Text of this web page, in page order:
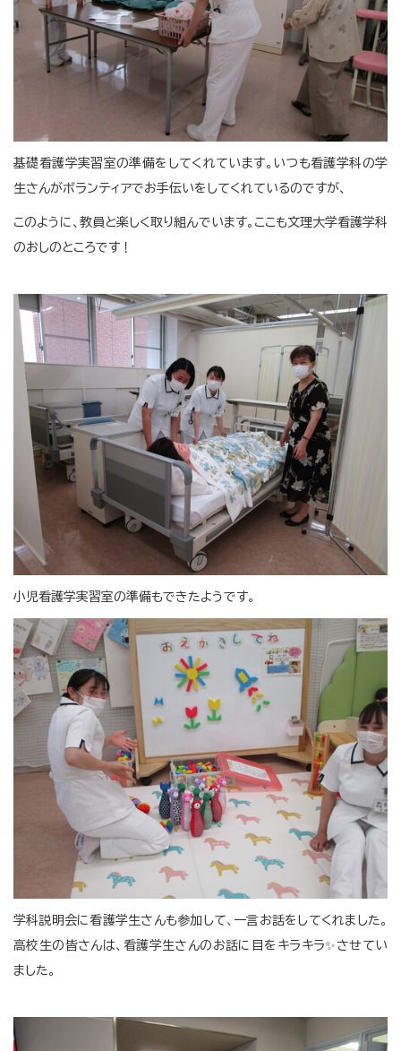
基礎看護学実習室の準備をしてくれています。いつも看護学科の学
生さんがボランティアでお手伝いをしてくれているのですが、
このように、教員と楽しく取り組んでいます。ここも文理大学看護学科
のおしのところです！
小児看護学実習室の準備もできたようです。
学科説明会に看護学生さんも参加して、一言お話をしてくれました。
高校生の皆さんは、看護学生さんのお話に目をキラキラ✨させてい
ました。